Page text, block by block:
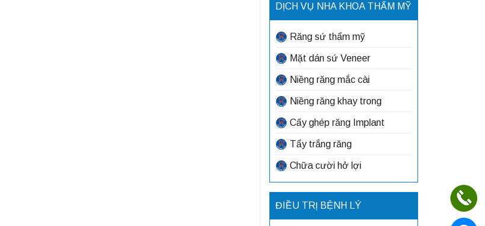
DỊCH VỤ NHA KHOA THẨM MỸ
Răng sứ thẩm mỹ
Mặt dán sứ Veneer
Niềng răng mắc cài
Niềng răng khay trong
Cấy ghép răng Implant
Tẩy trắng răng
Chữa cười hở lợi
ĐIỀU TRỊ BỆNH LÝ